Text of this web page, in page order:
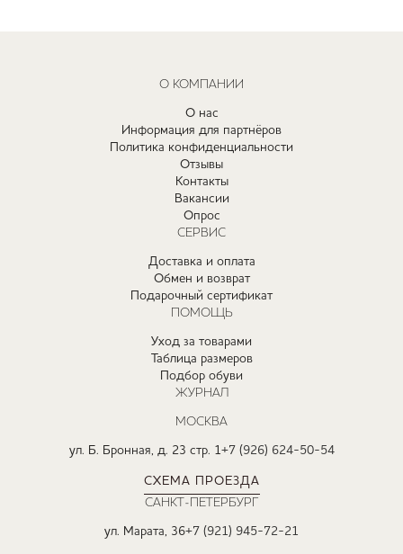
О КОМПАНИИ
О нас
Информация для партнёров
Политика конфиденциальности
Отзывы
Контакты
Вакансии
Опрос
СЕРВИС
Доставка и оплата
Обмен и возврат
Подарочный сертификат
ПОМОЩЬ
Уход за товарами
Таблица размеров
Подбор обуви
ЖУРНАЛ
МОСКВА
ул. Б. Бронная, д. 23 стр. 1+7 (926) 624-50-54
СХЕМА ПРОЕЗДА
САНКТ-ПЕТЕРБУРГ
ул. Марата, 36+7 (921) 945-72-21